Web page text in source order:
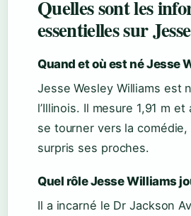
Quelles sont les
essentielles sur
Quand et où est né Jesse
Jesse Wesley Williams est
l’Illinois. Il mesure 1,91 m
se tourner vers la
surpris ses proches.
Quel rôle Jesse Williams
Il a incarné le Dr Jackson